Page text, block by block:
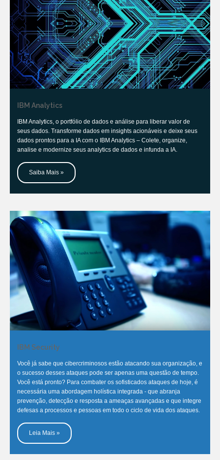
IBM Analytics
IBM Analytics, o portfólio de dados e análise para liberar valor de
seus dados. Transforme dados em insights acionáveis e deixe seus
dados prontos para a IA com o IBM Analytics – Colete, organize,
analise e modernize seus analytics de dados e infunda a IA.
Saiba Mais »
IBM Security
Você já sabe que cibercriminosos estão atacando sua organização, e
o sucesso desses ataques pode ser apenas uma questão de tempo.
Você está pronto? Para combater os sofisticados ataques de hoje, é
necessária uma abordagem holística integrada - que abranja
prevenção, detecção e resposta a ameaças avançadas e que integre
defesas a processos e pessoas em todo o ciclo de vida dos ataques.
Leia Mais »